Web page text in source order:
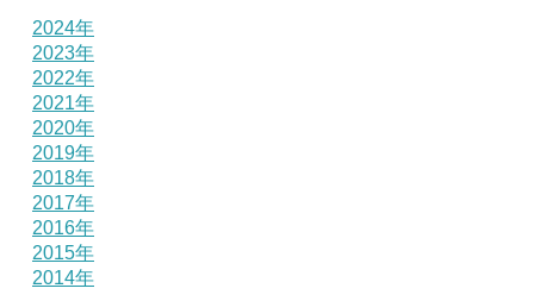
2024年
2023年
2022年
2021年
2020年
2019年
2018年
2017年
2016年
2015年
2014年